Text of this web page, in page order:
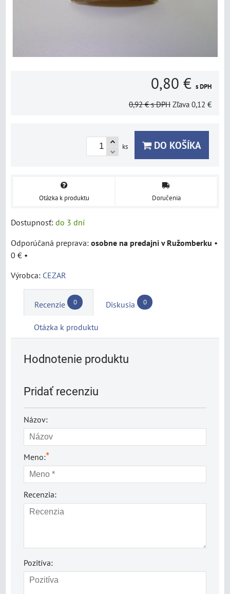
0,80 € s DPH
0,92 € s DPH Zľava 0,12 €
ks DO KOŠÍKA
Otázka k produktu Doručenia
Dostupnosť: do 3 dní
osobne na predajni v Ružomberku •
0 € •
Výrobca: CEZAR
Recenzie 0 Diskusia 0
Otázka k produktu
Hodnotenie produktu
Pridať recenziu
Názov:
Meno:*
Recenzia:
Pozitíva: